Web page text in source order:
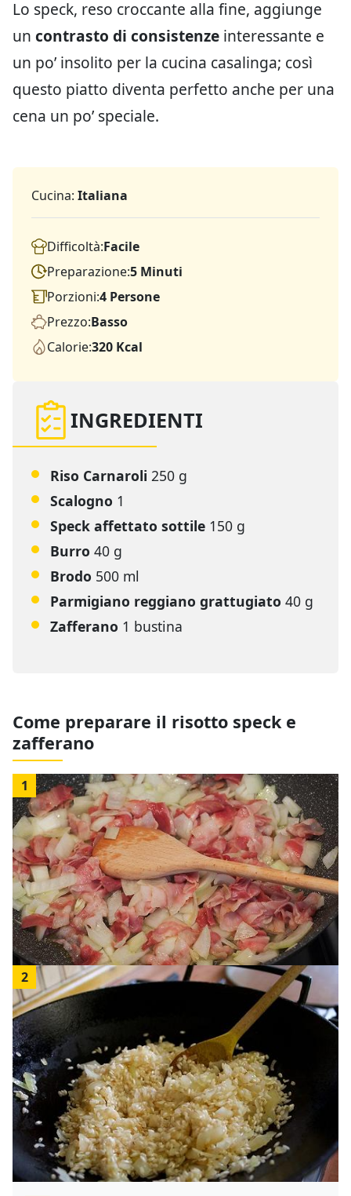
Lo speck, reso croccante alla fine, aggiunge
un contrasto di consistenze interessante e
un po’ insolito per la cucina casalinga; così
questo piatto diventa perfetto anche per una
cena un po’ speciale.
Cucina: Italiana
Difficoltà:Facile
Preparazione:5 Minuti
Porzioni:4 Persone
Prezzo:Basso
Calorie:320 Kcal
INGREDIENTI
Riso Carnaroli 250 g
Scalogno 1
Speck affettato sottile 150 g
Burro 40 g
Brodo 500 ml
Parmigiano reggiano grattugiato 40 g
Zafferano 1 bustina
Come preparare il risotto speck e
zafferano
1
2